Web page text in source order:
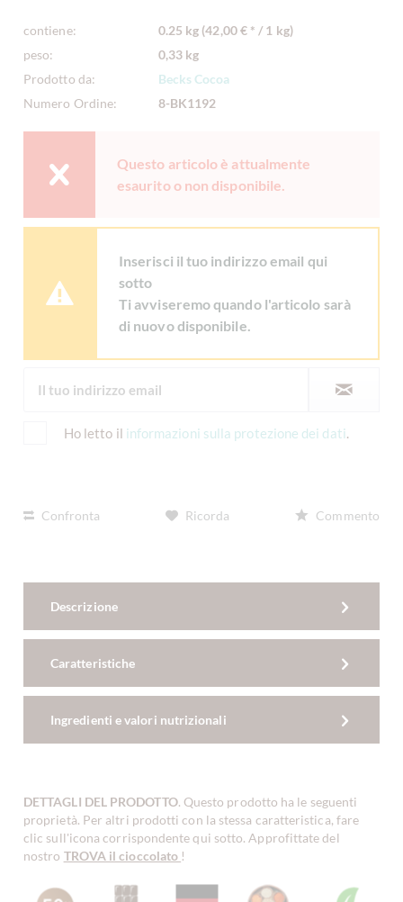
contiene:
0.25 kg (42,00 € * / 1 kg)
peso:
0,33 kg
Prodotto da:
Becks Cocoa
Numero Ordine:
8-BK1192
Questo articolo è attualmente
esaurito o non disponibile.
Inserisci il tuo indirizzo email qui
sotto
Ti avviseremo quando l'articolo sarà
di nuovo disponibile.
Ho letto il informazioni sulla protezione dei dati.
Confronta Ricorda Commento
Descrizione
Caratteristiche
Ingredienti e valori nutrizionali
DETTAGLI DEL PRODOTTO. Questo prodotto ha le seguenti
proprietà. Per altri prodotti con la stessa caratteristica, fare
clic sull'icona corrispondente qui sotto. Approfittate del
nostro TROVA il cioccolato !